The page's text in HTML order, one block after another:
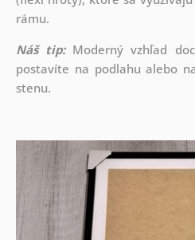
rámu.
Náš tip: Moderný vzhľad
postavíte na podlahu alebo
stenu.